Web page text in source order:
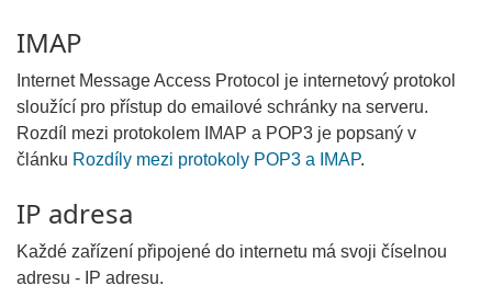
IMAP
Internet Message Access Protocol je internetový protokol
sloužící pro přístup do emailové schránky na serveru.
Rozdíl mezi protokolem IMAP a POP3 je popsaný v
článku Rozdíly mezi protokoly POP3 a IMAP.
IP adresa
Každé zařízení připojené do internetu má svoji číselnou
adresu - IP adresu.